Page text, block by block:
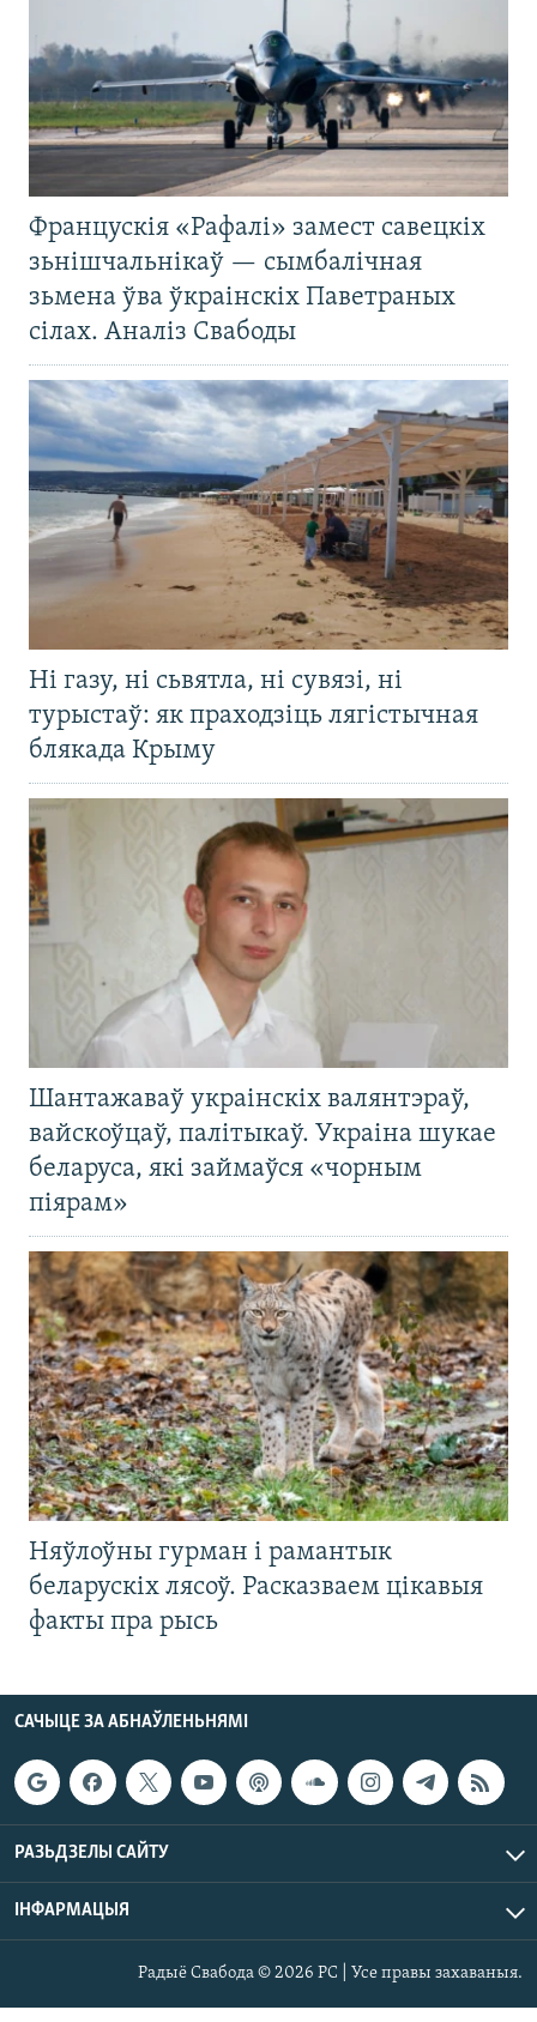
Францускія «Рафалі» замест савецкіх
зьнішчальнікаў — сымбалічная
зьмена ўва ўкраінскіх Паветраных
сілах. Аналіз Свабоды
Ні газу, ні сьвятла, ні сувязі, ні
турыстаў: як праходзіць лягістычная
блякада Крыму
Шантажаваў украінскіх валянтэраў,
вайскоўцаў, палітыкаў. Украіна шукае
беларуса, які займаўся «чорным
піярам»
Няўлоўны гурман і рамантык
беларускіх лясоў. Расказваем цікавыя
факты пра рысь
САЧЫЦЕ ЗА АБНАЎЛЕНЬНЯМІ
РАЗЬДЗЕЛЫ САЙТУ
ІНФАРМАЦЫЯ
Радыё Свабода © 2026 РС | Усе правы захаваныя.